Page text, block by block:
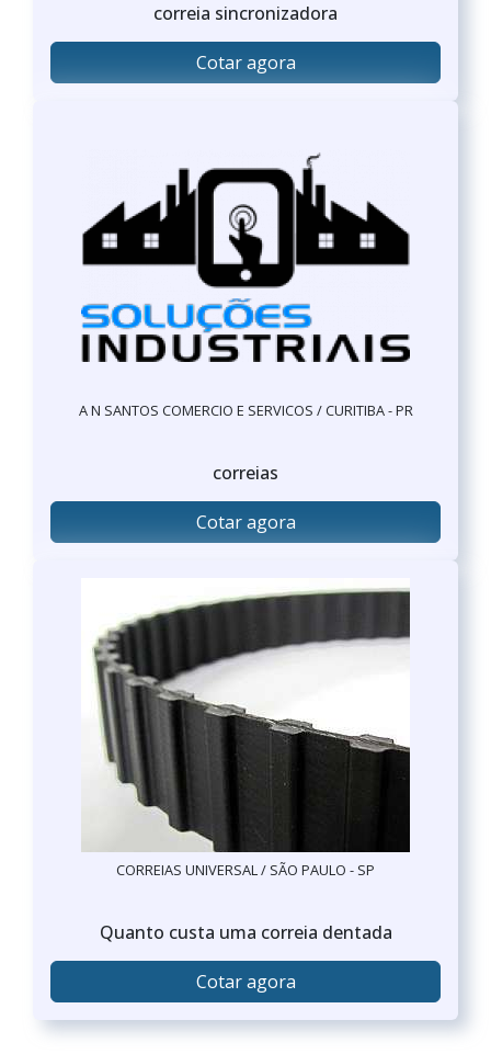
correia sincronizadora
Cotar agora
A N SANTOS COMERCIO E SERVICOS / CURITIBA - PR
correias
Cotar agora
CORREIAS UNIVERSAL / SÃO PAULO - SP
Quanto custa uma correia dentada
Cotar agora